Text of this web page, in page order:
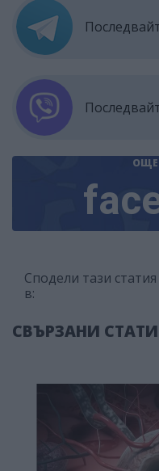
ОЩЕ
Сподели тази статия
в:
СВЪРЗАНИ